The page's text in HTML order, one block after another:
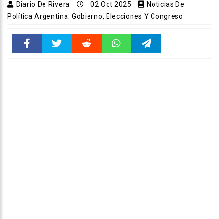
Diario De Rivera 02 Oct 2025
Noticias De
Política Argentina: Gobierno, Elecciones Y Congreso